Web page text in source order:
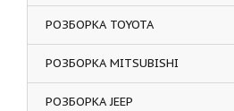
РОЗБОРКА TOYOTA
РОЗБОРКА MITSUBISHI
РОЗБОРКА JEEP